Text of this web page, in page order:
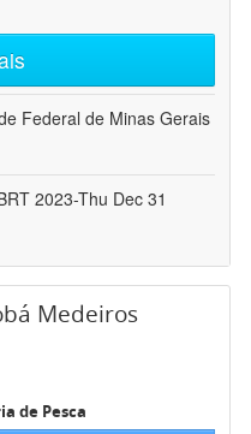
Federal de Minas Gerais
2023-Thu Dec 31
Medeiros
de Pesca